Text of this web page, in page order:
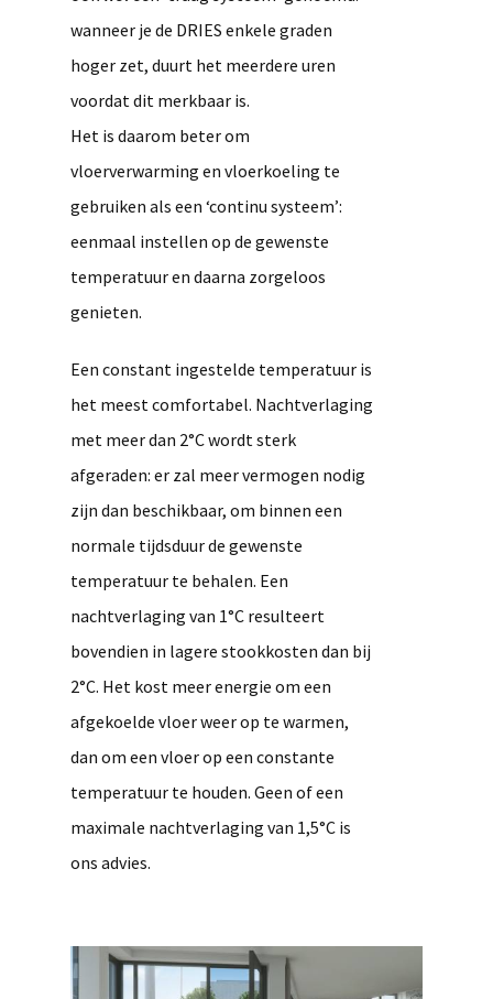
wanneer je de DRIES enkele graden
hoger zet, duurt het meerdere uren
voordat dit merkbaar is.
Het is daarom beter om
vloerverwarming en vloerkoeling te
gebruiken als een ‘continu systeem’:
eenmaal instellen op de gewenste
temperatuur en daarna zorgeloos
genieten.
Een constant ingestelde temperatuur is
het meest comfortabel. Nachtverlaging
met meer dan 2°C wordt sterk
afgeraden: er zal meer vermogen nodig
zijn dan beschikbaar, om binnen een
normale tijdsduur de gewenste
temperatuur te behalen. Een
nachtverlaging van 1°C resulteert
bovendien in lagere stookkosten dan bij
2°C. Het kost meer energie om een
afgekoelde vloer weer op te warmen,
dan om een vloer op een constante
temperatuur te houden. Geen of een
maximale nachtverlaging van 1,5°C is
ons advies.